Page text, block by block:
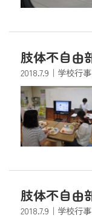
肢体不自由
2018.7.9 ｜学校行事
肢体不自由
2018.7.9 ｜学校行事